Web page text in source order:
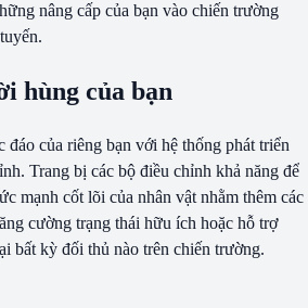
nâng cấp của bạn vào chiến trường
hùng của bạn
đáo của riêng bạn với hệ thống phát triển
Trang bị các bộ điều chỉnh khả năng để
mạnh cốt lõi của nhân vật nhằm thêm các
cường trạng thái hữu ích hoặc hỗ trợ
bất kỳ đối thủ nào trên chiến trường.